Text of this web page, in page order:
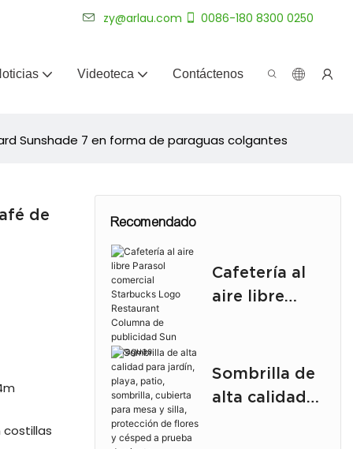
zy@arlau.com 0086-180 8300 0250
Videoteca Contáctenos
Sunshade 7 en forma de paraguas colgantes
de
costillas
Recomendado
Cafetería al
aire libre
Starbucks
Logo
Sombrilla de
alta calidad